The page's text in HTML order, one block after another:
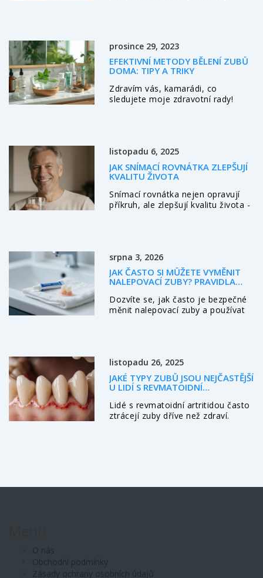
jaké jsou jejich výhody a nevýhody
a pro koho jsou vhodné. Přinášíme
také několik tipů na jejich údržbu a
prosince 29, 2023
EFEKTIVNÍ METODY BĚLENÍ ZUBŮ
DOMA: TIPY A TRIKY
Zdravím vás, kamarádi, co
sledujete moje zdravotní rady!
a přírodní metody a zjistil jsem, že
některé jsou opravdu účinné.
Povím vám, jaké produkty stojí za
vyzkoušení a jak správně pečovat
o zuby, aby byly nejen bělejší, ale
zároveň zdravé. Nezapomeňte, že
listopadu 6, 2025
JAK SNÍMACÍ ROVNÁTKA ZLEPŠUJÍ
KVALITU ŽIVOTA
Snímací rovnátka nejen opravují
příkruh, ale zlepšují kvalitu života -
srpna 3, 2026
JAK ČASTO SI MŮŽETE VYMĚNIT
NALEPOVACÍ ZUBY? PRAVIDLA
Dozvíte se, jak často je bezpečné
měnit nalepovací zuby a používat
listopadu 26, 2025
JAKÉ TYPY ZUBŮ JSOU NEJČASTĚJŠÍ
U LIDÍ S REVMATOIDNÍ
Lidé s revmatoidní artritidou často
ztrácejí zuby dříve než zdraví.
O nás
Obchodní podmínky
Zásady ochrany osobních údajů